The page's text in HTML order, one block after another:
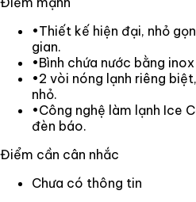
•Thiết kế hiện đại, nhỏ
gian.
•Bình chứa nước bằng
•2 vòi nóng lạnh riêng
nhỏ.
•Công nghệ làm lạnh Ice
đèn báo.
Điểm cần cân nhắc
Chưa có thông tin